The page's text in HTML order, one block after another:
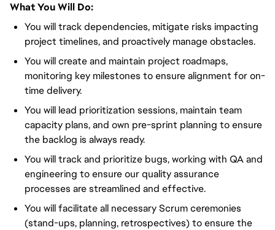
What You Will Do:
You will track dependencies, mitigate risks impacting
project timelines, and proactively manage obstacles.
You will create and maintain project roadmaps,
monitoring key milestones to ensure alignment for on-
time delivery.
You will lead prioritization sessions, maintain team
capacity plans, and own pre-sprint planning to ensure
the backlog is always ready.
You will track and prioritize bugs, working with QA and
engineering to ensure our quality assurance
processes are streamlined and effective.
You will facilitate all necessary Scrum ceremonies
(stand-ups, planning, retrospectives) to ensure the